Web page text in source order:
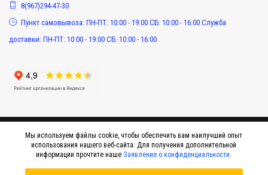
8(967)294-47-30
Пункт самовывоза: ПН-ПТ: 10:00 - 19:00 СБ: 10:00 - 16:00 Служба
доставки: ПН-ПТ: 10:00 - 19:00 СБ: 10:00 - 16:00
Мы используем файлы cookie, чтобы обеспечить вам наилучший опыт
использования нашего веб-сайта. Для получения дополнительной
информации прочтите наше Заявление о конфиденциальности.